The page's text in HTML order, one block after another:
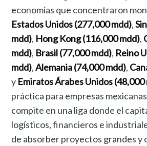
economías que concentraron
Estados Unidos (277,000 mdd),
mdd), Hong Kong (116,000 mdd),
mdd), Brasil (77,000 mdd), Reino
mdd),Alemania (74,000 mdd),
y Emiratos Árabes Unidos (48,000
práctica para empresas
compite en una liga donde el
logísticos, financieros e
de absorber proyectos grandes y